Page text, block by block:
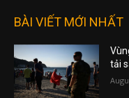
BÀI VIẾT MỚI NHẤT
tải